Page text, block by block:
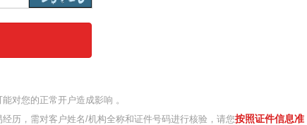
对您的正常开户造成影响 。
历，需对客户姓名/机构全称和证件号码进行核验，请您按照证件信息准